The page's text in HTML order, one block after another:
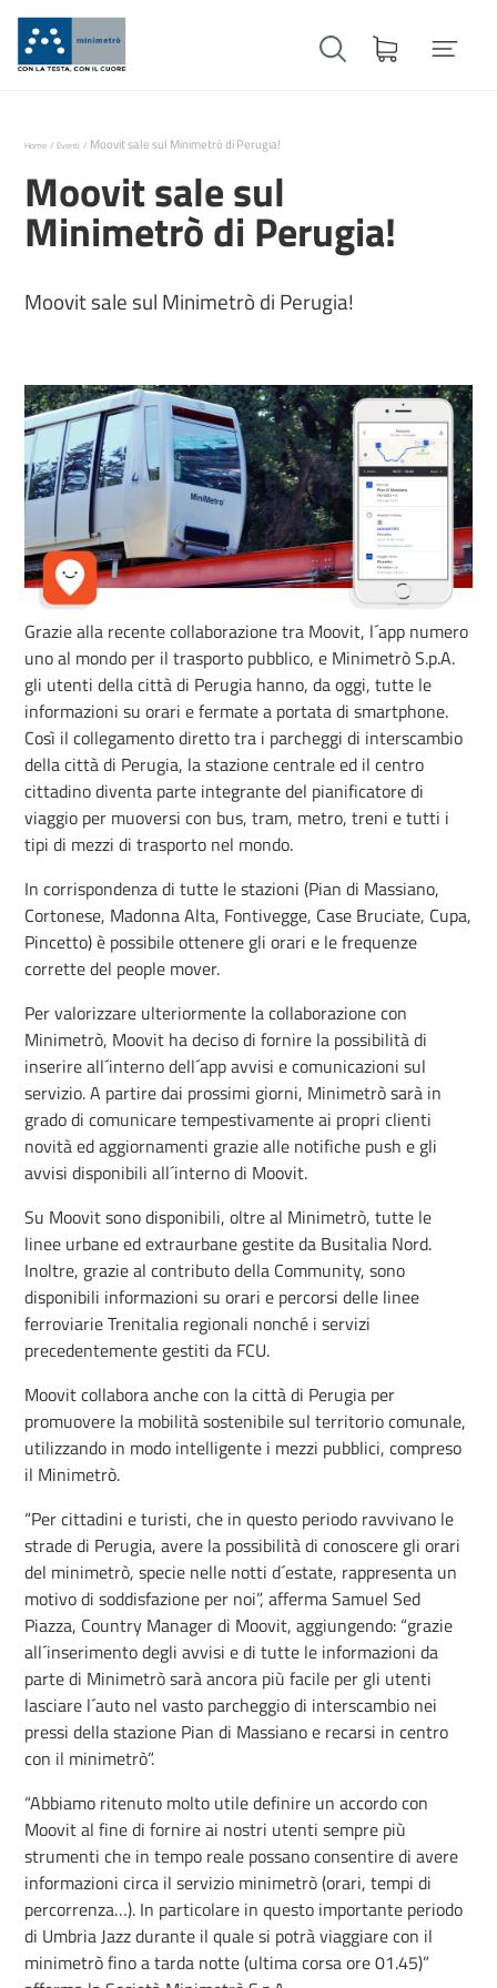
Home Eventi Moovit sale sul Minimetrò di Perugia!
Moovit sale sul
Minimetrò di Perugia!
Moovit sale sul Minimetrò di Perugia!
Grazie alla recente collaborazione tra Moovit, l´app numero
uno al mondo per il trasporto pubblico, e Minimetrò S.p.A.
gli utenti della città di Perugia hanno, da oggi, tutte le
informazioni su orari e fermate a portata di smartphone.
Così il collegamento diretto tra i parcheggi di interscambio
della città di Perugia, la stazione centrale ed il centro
cittadino diventa parte integrante del pianificatore di
viaggio per muoversi con bus, tram, metro, treni e tutti i
tipi di mezzi di trasporto nel mondo.
In corrispondenza di tutte le stazioni (Pian di Massiano,
Cortonese, Madonna Alta, Fontivegge, Case Bruciate, Cupa,
Pincetto) è possibile ottenere gli orari e le frequenze
corrette del people mover.
Per valorizzare ulteriormente la collaborazione con
Minimetrò, Moovit ha deciso di fornire la possibilità di
inserire all´interno dell´app avvisi e comunicazioni sul
servizio. A partire dai prossimi giorni, Minimetrò sarà in
grado di comunicare tempestivamente ai propri clienti
novità ed aggiornamenti grazie alle notifiche push e gli
avvisi disponibili all´interno di Moovit.
Su Moovit sono disponibili, oltre al Minimetrò, tutte le
linee urbane ed extraurbane gestite da Busitalia Nord.
Inoltre, grazie al contributo della Community, sono
disponibili informazioni su orari e percorsi delle linee
ferroviarie Trenitalia regionali nonché i servizi
precedentemente gestiti da FCU.
Moovit collabora anche con la città di Perugia per
promuovere la mobilità sostenibile sul territorio comunale,
utilizzando in modo intelligente i mezzi pubblici, compreso
il Minimetrò.
“Per cittadini e turisti, che in questo periodo ravvivano le
strade di Perugia, avere la possibilità di conoscere gli orari
del minimetrò, specie nelle notti d´estate, rappresenta un
motivo di soddisfazione per noi”, afferma Samuel Sed
Piazza, Country Manager di Moovit, aggiungendo: “grazie
all´inserimento degli avvisi e di tutte le informazioni da
parte di Minimetrò sarà ancora più facile per gli utenti
lasciare l´auto nel vasto parcheggio di interscambio nei
pressi della stazione Pian di Massiano e recarsi in centro
con il minimetrò”.
“Abbiamo ritenuto molto utile definire un accordo con
Moovit al fine di fornire ai nostri utenti sempre più
strumenti che in tempo reale possano consentire di avere
informazioni circa il servizio minimetrò (orari, tempi di
percorrenza…). In particolare in questo importante periodo
di Umbria Jazz durante il quale si potrà viaggiare con il
minimetrò fino a tarda notte (ultima corsa ore 01.45)”